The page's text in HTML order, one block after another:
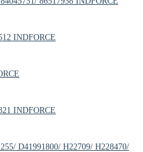
INDFORCE
INDFORCE
D41991800/ H22709/ H228470/